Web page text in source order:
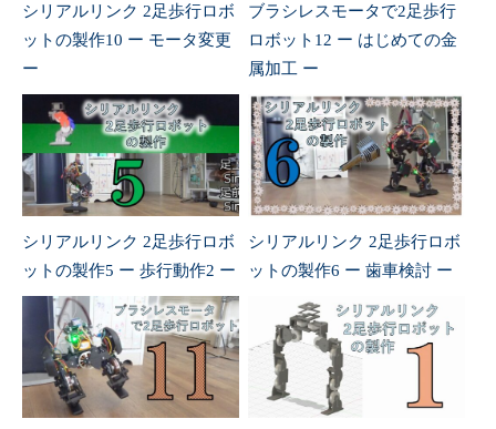
シリアルリンク 2足歩行ロボ
ットの製作10 ー モータ変更
ー
ブラシレスモータで2足歩行
ロボット12 ー はじめての金
属加工 ー
シリアルリンク 2足歩行ロボ
ットの製作5 ー 歩行動作2 ー
シリアルリンク 2足歩行ロボ
ットの製作6 ー 歯車検討 ー